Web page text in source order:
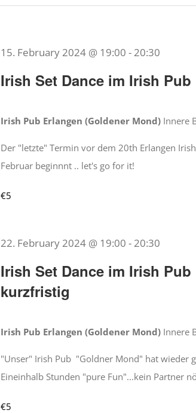
Irish Set Dance im Irish
15. February 2024 @ 19:00 - 20:30
Irish Pub Erlangen (Goldener Mond) Innere
Der "letzte" Termin vor dem 20th Erlangen
Februar beginnnt .. let's go for it!
€5
Irish Set Dance im Irish
kurzfristig
22. February 2024 @ 19:00 - 20:30
Irish Pub Erlangen (Goldener Mond) Innere
"Unser" Irish Pub "Goldner Mond" hat wieder
Eineinhalb Stunden "pure Fun"...kein Partner
€5